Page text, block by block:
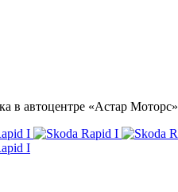
в автоцентре «Астар Моторс»